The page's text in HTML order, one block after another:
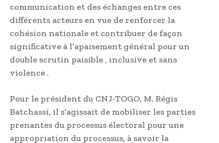
communication et des échanges entre ces
différents acteurs en vue de renforcer la
cohésion nationale et contribuer de façon
significative à l’apaisement général pour un
double scrutin paisible , inclusive et sans
violence .
Pour le président du CNJ-TOGO, M. Régis
Batchassi, il s’agissait de mobiliser les parties
prenantes du processus électoral pour une
appropriation du processus, à savoir la